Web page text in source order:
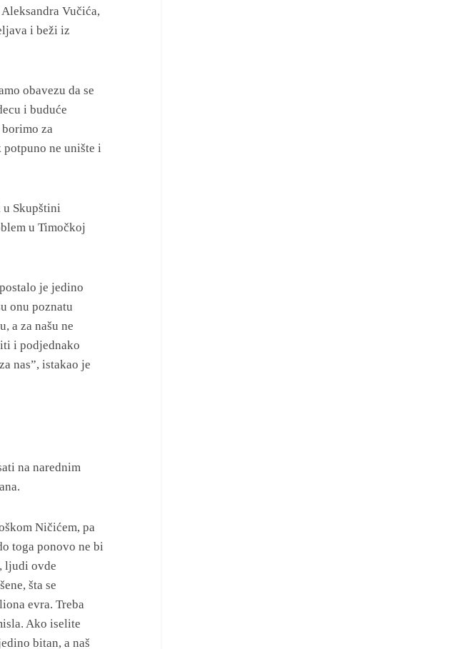
Vučića,
i beži iz
obavezu da se
i buduće
za
ne unište i
u Skupštini
u Timočkoj
je jedino
onu poznatu
a za našu ne
i podjednako
nas”, istakao je
na narednim
Ničićem, pa
toga ponovo ne bi
ljudi ovde
šta se
evra. Treba
Ako iselite
bitan, a naš